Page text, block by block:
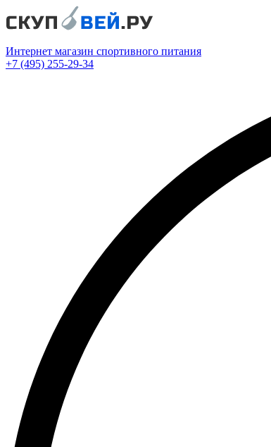
Интернет магазин спортивного питания
+7 (495) 255-29-34